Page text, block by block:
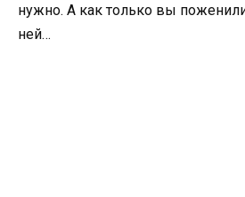
нужно. А как только вы
ней…